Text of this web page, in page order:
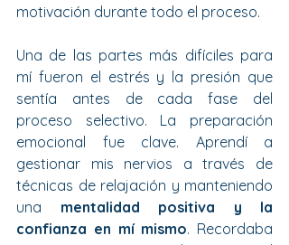
motivación durante todo el proceso.
Una de las partes más difíciles para
mí fueron el estrés y la presión que
sentía antes de cada fase del
proceso selectivo. La preparación
emocional fue clave. Aprendí a
gestionar mis nervios a través de
técnicas de relajación y manteniendo
una mentalidad positiva y la
confianza en mí mismo. Recordaba